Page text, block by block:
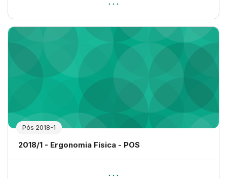
Pós 2018-1
Nome da disciplina
2018/1 - Ergonomia Física - POS